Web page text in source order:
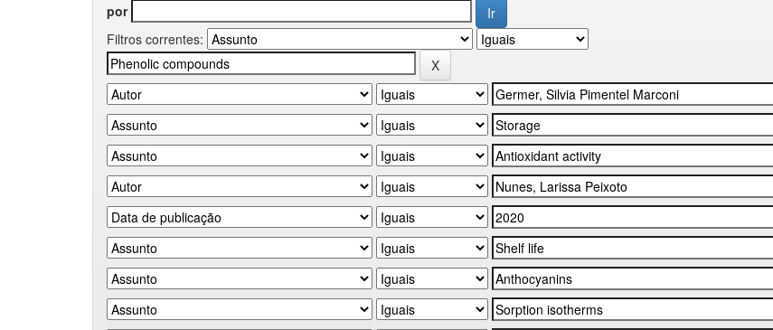
por
Filtros correntes: